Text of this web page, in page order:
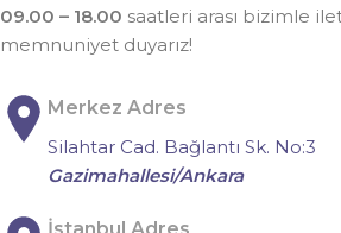
09.00 – 18.00 saatleri arası bizimle
memnuniyet duyarız!
Merkez Adres
Silahtar Cad. Bağlantı Sk. No:3
Gazimahallesi/Ankara